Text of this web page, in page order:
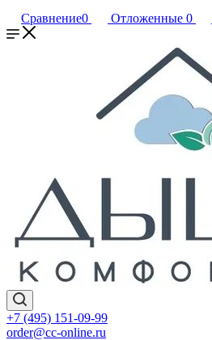
Сравнение0 Отложенные 0
+7 (495) 151-09-99
order@cc-online.ru